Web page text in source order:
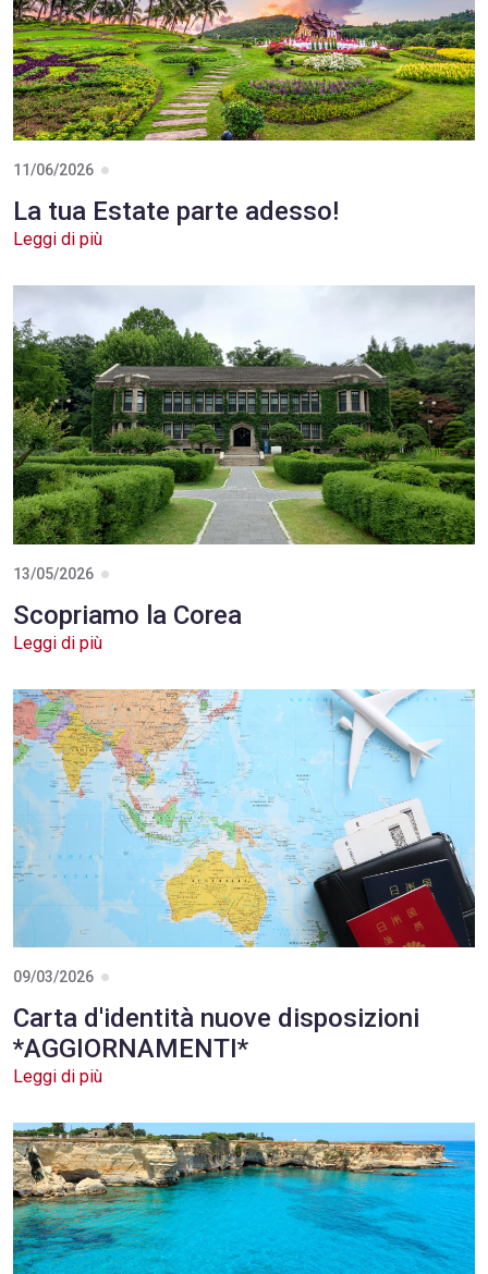
11/06/2026
La tua Estate parte adesso!
Leggi di più
13/05/2026
Leggi di più
09/03/2026
Carta d'identità nuove disposizioni
*AGGIORNAMENTI*
Leggi di più